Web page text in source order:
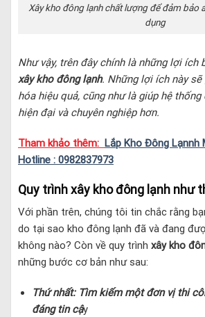
Xây kho đông lạnh chất lượng để đảm bảo
dụng
Như vậy, trên đây chính là những lợi ích
xây kho đông lạnh. Những lợi ích này
hóa hiệu quả, cũng như là giúp hệ
hiện đại và chuyên nghiệp hơn.
Tham khảo thêm: Lắp Kho Đông Lạnnh
Hotline : 0982837973
Quy trình xây kho đông lạnh như
Với phần trên, chúng tôi tin chắc rằng
do tại sao kho đông lạnh đã và đang
không nào? Còn về quy trình xây kho
những bước cơ bản như sau:
Thứ nhất: Tìm kiếm một đơn vị thi
đáng tin cậy